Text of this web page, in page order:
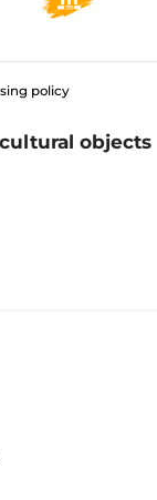
policy
objects